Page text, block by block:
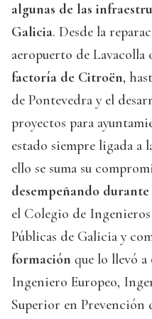
algunas de las
Galicia. Desde la
aeropuerto de Lavacolla
factoría de Citroën,
de Pontevedra y el
proyectos para
estado siempre ligada
ello se suma su
desempeñando
el Colegio de
Públicas de Galicia y
formación que lo llevó
Ingeniero Europeo,
Superior en Prevención